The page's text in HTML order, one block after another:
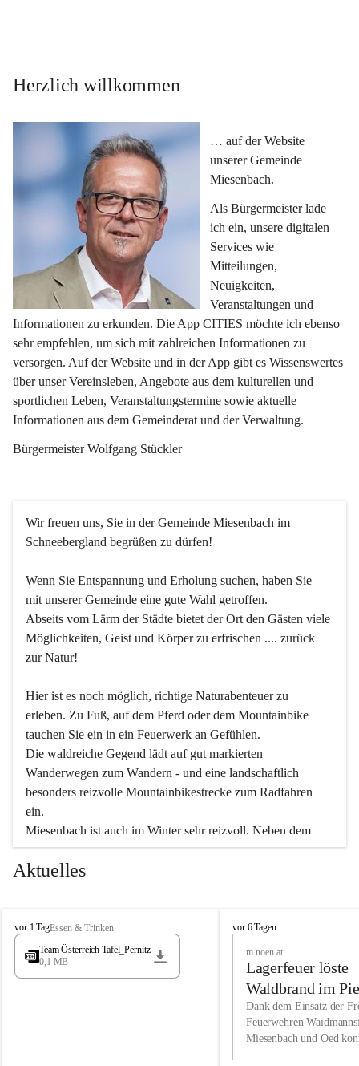
Herzlich willkommen
… auf der Website
unserer Gemeinde
Miesenbach.
Als Bürgermeister lade
ich ein, unsere digitalen
Services wie
Mitteilungen,
Neuigkeiten,
Veranstaltungen und
Informationen zu erkunden. Die App CITIES möchte ich ebenso
sehr empfehlen, um sich mit zahlreichen Informationen zu
versorgen. Auf der Website und in der App gibt es Wissenswertes
über unser Vereinsleben, Angebote aus dem kulturellen und
sportlichen Leben, Veranstaltungstermine sowie aktuelle
Informationen aus dem Gemeinderat und der Verwaltung.
Bürgermeister Wolfgang Stückler
Wir freuen uns, Sie in der Gemeinde Miesenbach im
Schneebergland begrüßen zu dürfen!
Wenn Sie Entspannung und Erholung suchen, haben Sie
mit unserer Gemeinde eine gute Wahl getroffen.
Abseits vom Lärm der Städte bietet der Ort den Gästen viele
Möglichkeiten, Geist und Körper zu erfrischen .... zurück
zur Natur!
Hier ist es noch möglich, richtige Naturabenteuer zu
erleben. Zu Fuß, auf dem Pferd oder dem Mountainbike
tauchen Sie ein in ein Feuerwerk an Gefühlen.
Die waldreiche Gegend lädt auf gut markierten
Wanderwegen zum Wandern - und eine landschaftlich
besonders reizvolle Mountainbikestrecke zum Radfahren
ein.
Miesenbach ist auch im Winter sehr reizvoll. Neben dem
Eisstockschießen gibt es auf dem nahe gelegenen Unterberg
wunderschöne Naturschneepisten, die zum Schifahren oder
vielfältige Angebot unserer Kulturvereine.
Überzeugen Sie sich selbst, dass Sie in Miesenbach sowie
in den Beherbergungsbetrieben, Gaststätten und urigen
Wir kennen Miesenbach als lebens- und liebenswerten Ort.
Tradition und Innovation werden ebenso groß geschrieben
Aktuelles
M
i
s
vor 1 TagEssen & Trinken
Team Österreich Tafel_Pernitz
0,1 MB
M
h
vor 6 Tagen
m.noen.at
Lagerfeuer löste
Waldbrand im
aus
Dank dem Einsatz der
Feuerwehren
Miesenbach und Oed